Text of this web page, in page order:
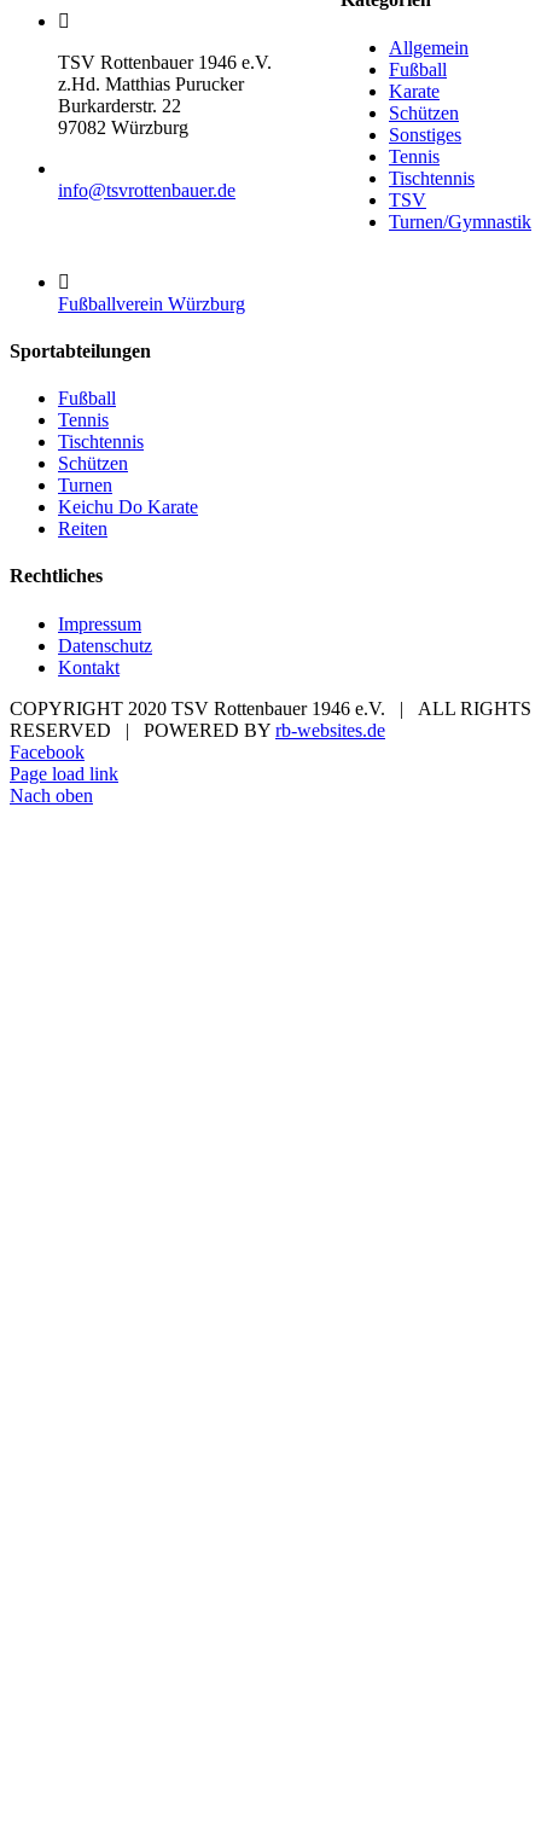
Allgemein
Fußball
Karate
Schützen
Sonstiges
Tennis
Tischtennis
TSV
Turnen/Gymnastik
TSV Rottenbauer 1946 e.V.
z.Hd. Matthias Purucker
Burkarderstr. 22
97082 Würzburg
info@tsvrottenbauer.de
Fußballverein Würzburg
Sportabteilungen
Fußball
Tennis
Tischtennis
Schützen
Turnen
Keichu Do Karate
Reiten
Rechtliches
Impressum
Datenschutz
Kontakt
COPYRIGHT 2020 TSV Rottenbauer 1946 e.V. | ALL RIGHTS
RESERVED | POWERED BY rb-websites.de
Facebook
Page load link
Nach oben